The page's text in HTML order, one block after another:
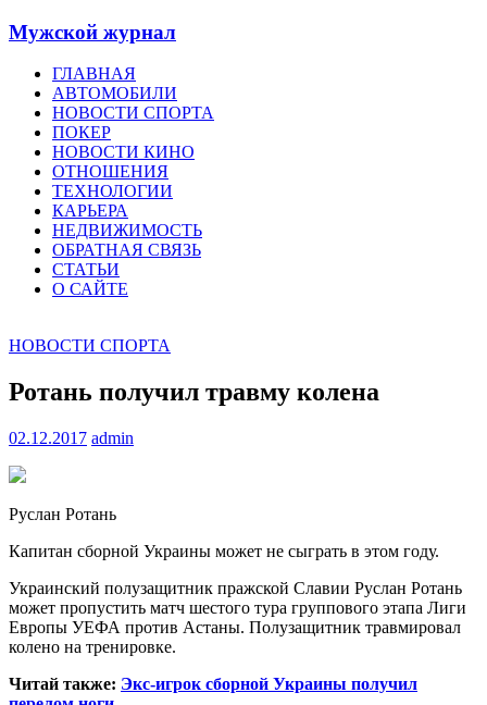
Мужской журнал
ГЛАВНАЯ
АВТОМОБИЛИ
НОВОСТИ СПОРТА
ПОКЕР
НОВОСТИ КИНО
ОТНОШЕНИЯ
ТЕХНОЛОГИИ
КАРЬЕРА
НЕДВИЖИМОСТЬ
ОБРАТНАЯ СВЯЗЬ
СТАТЬИ
О САЙТЕ
НОВОСТИ СПОРТА
Ротань получил травму колена
02.12.2017 admin
Руслан Ротань
Капитан сборной Украины может не сыграть в этом году.
Украинский полузащитник пражской Славии Руслан Ротань
может пропустить матч шестого тура группового этапа Лиги
Европы УЕФА против Астаны. Полузащитник травмировал
колено на тренировке.
Читай также: Экс-игрок сборной Украины получил